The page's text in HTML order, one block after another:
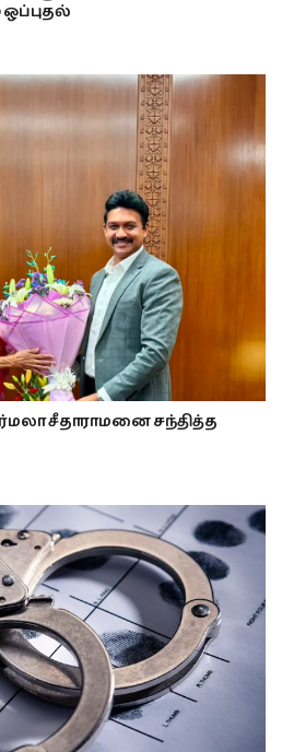
சீதாராமனை சந்தித்த